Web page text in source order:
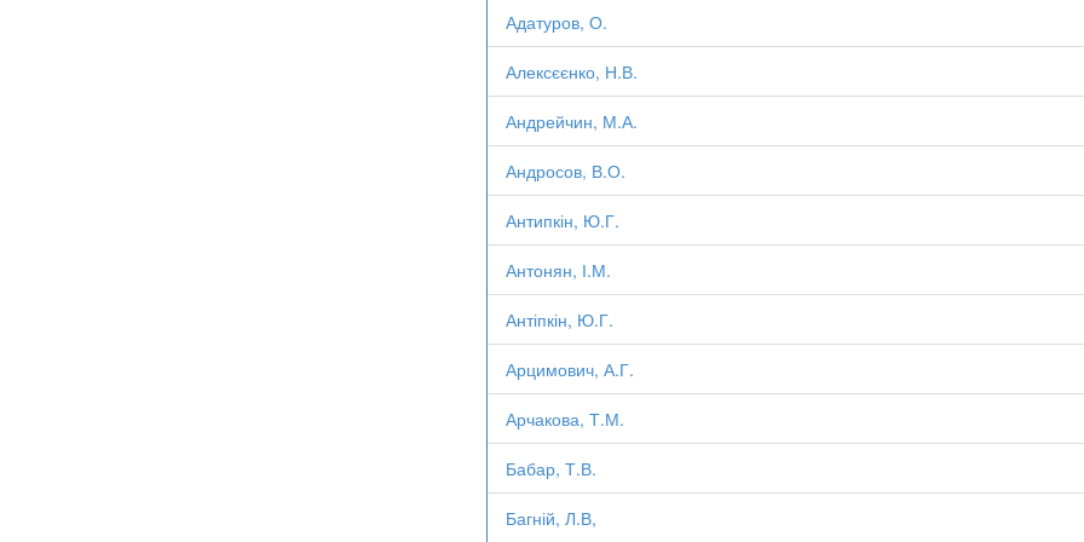
Адатуров, О.
Алексєєнко, Н.В.
Андрейчин, М.А.
Андросов, В.О.
Антипкін, Ю.Г.
Антонян, І.М.
Антіпкін, Ю.Г.
Арцимович, А.Г.
Арчакова, Т.М.
Бабар, Т.В.
Багній, Л.В,